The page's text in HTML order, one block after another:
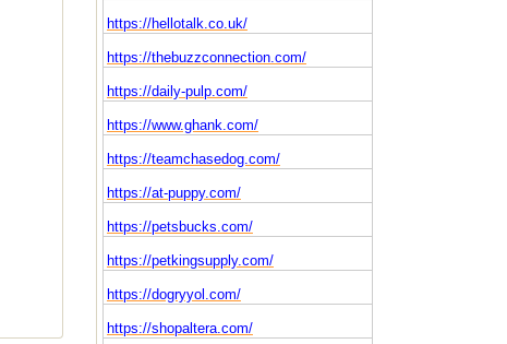
https://hellotalk.co.uk/
https://thebuzzconnection.com/
https://daily-pulp.com/
https://www.ghank.com/
https://teamchasedog.com/
https://at-puppy.com/
https://petsbucks.com/
https://petkingsupply.com/
https://dogryyol.com/
https://shopaltera.com/